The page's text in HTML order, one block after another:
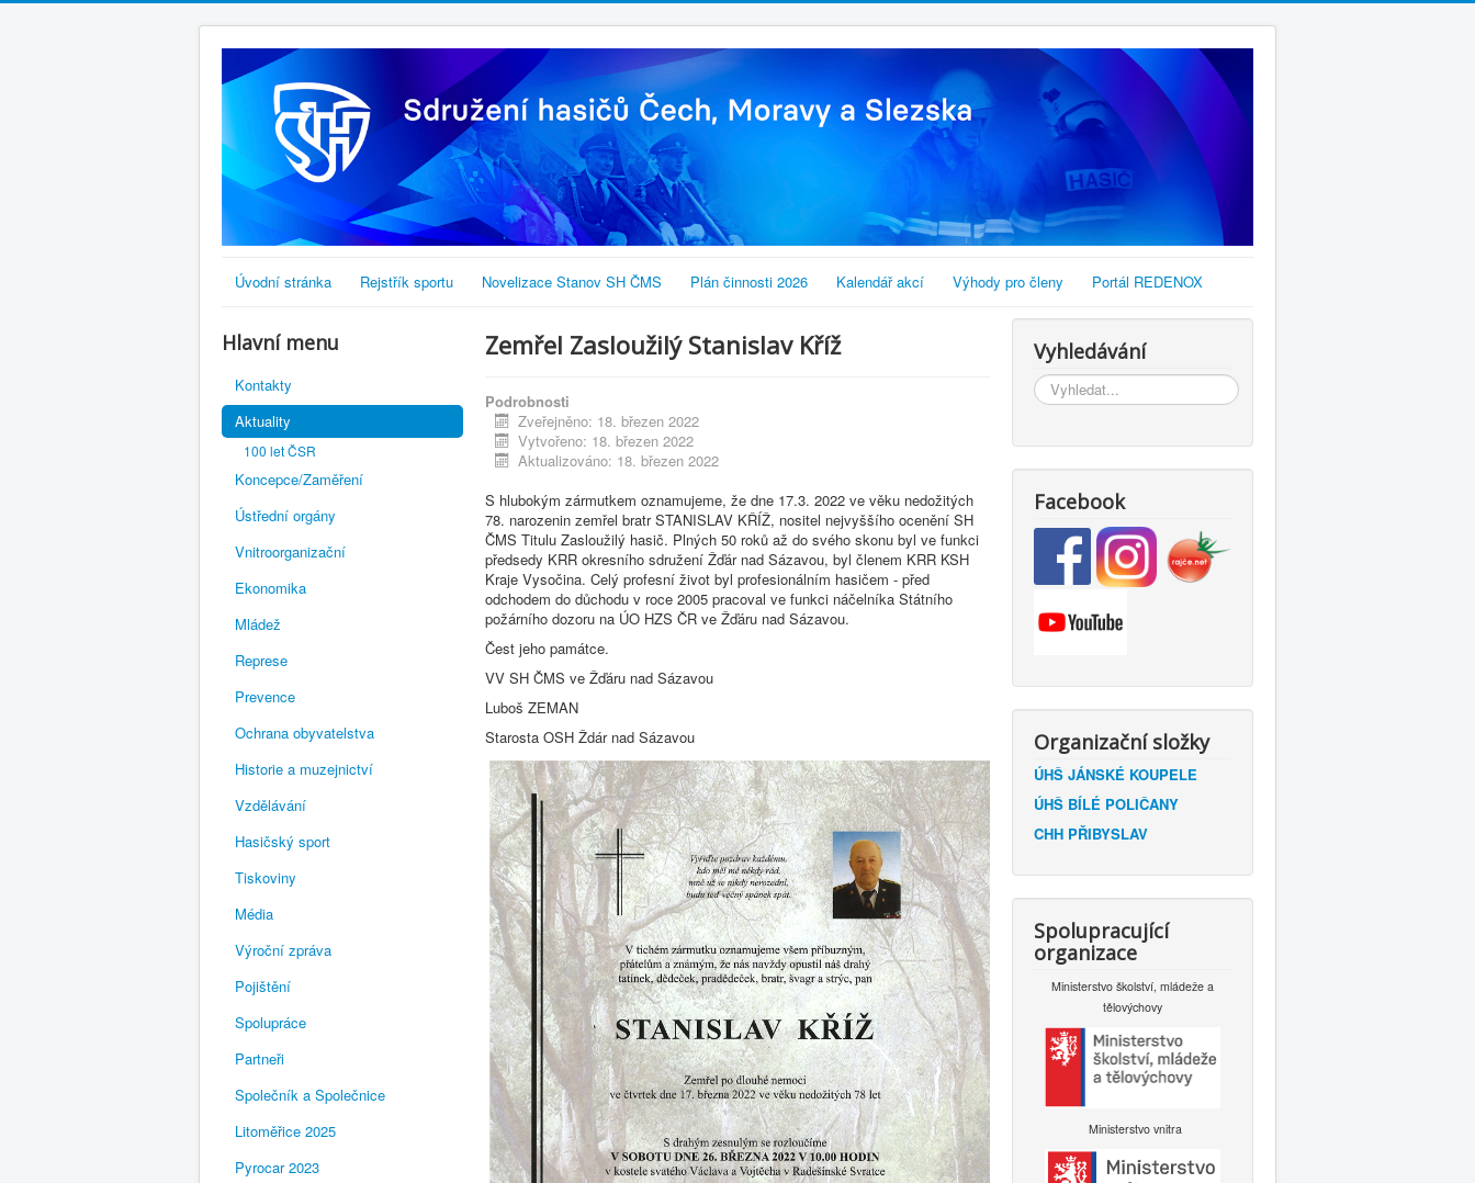
Úvodní stránka Rejstřík sportu Novelizace Stanov SH ČMS Plán činnosti 2026 Kalendář akcí Výhody pro členy Portál REDENOX
Hlavní menu
Kontakty
Aktuality
100 let ČSR
Koncepce/Zaměření
Ústřední orgány
Vnitroorganizační
Ekonomika
Mládež
Represe
Prevence
Ochrana obyvatelstva
Historie a muzejnictví
Vzdělávání
Hasičský sport
Tiskoviny
Média
Výroční zpráva
Pojištění
Spolupráce
Partneři
Společník a Společnice
Litoměřice 2025
Pyrocar 2023
Zemřel Zasloužilý Stanislav Kříž
Podrobnosti
Zveřejněno: 18. březen 2022
Vytvořeno: 18. březen 2022
Aktualizováno: 18. březen 2022
S hlubokým zármutkem oznamujeme, že dne 17.3. 2022 ve věku nedožitých
78. narozenin zemřel bratr STANISLAV KŘÍŽ, nositel nejvyššího ocenění SH
ČMS Titulu Zasloužilý hasič. Plných 50 roků až do svého skonu byl ve funkci
předsedy KRR okresního sdružení Žďár nad Sázavou, byl členem KRR KSH
Kraje Vysočina. Celý profesní život byl profesionálním hasičem - před
odchodem do důchodu v roce 2005 pracoval ve funkci náčelníka Státního
požárního dozoru na ÚO HZS ČR ve Žďáru nad Sázavou.
Čest jeho památce.
VV SH ČMS ve Žďáru nad Sázavou
Luboš ZEMAN
Starosta OSH Ždár nad Sázavou
Vyhledávání
Vyhledávání...
Facebook
Organizační složky
ÚHŠ JÁNSKÉ KOUPELE
ÚHŠ BÍLÉ POLIČANY
CHH PŘIBYSLAV
Spolupracující
organizace
Ministerstvo školství, mládeže a
tělovýchovy
Ministerstvo vnitra